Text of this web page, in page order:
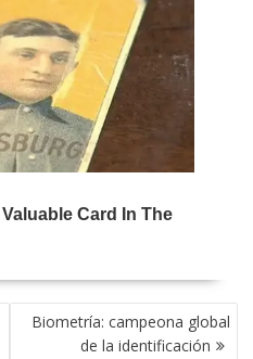
Biometría: campeona global
de la identificación